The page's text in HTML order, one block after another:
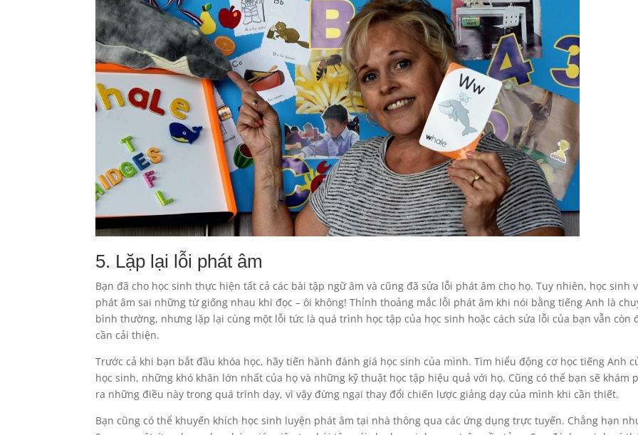
5. Lặp lại lỗi phát âm
Bạn đã cho học sinh thực hiện tất cả các bài tập ngữ âm và cũng đã sửa lỗi phát âm cho họ. Tuy nhiên, học sinh
phát âm sai những từ giống nhau khi đọc – ôi không! Thỉnh thoảng mắc lỗi phát âm khi nói bằng tiếng Anh là
bình thường, nhưng lặp lại cùng một lỗi tức là quá trình học tập của học sinh hoặc cách sửa lỗi của bạn vẫn còn
cần cải thiện.
Trước cả khi bạn bắt đầu khóa học, hãy tiến hành đánh giá học sinh của mình. Tìm hiểu động cơ học tiếng Anh
học sinh, những khó khăn lớn nhất của họ và những kỹ thuật học tập hiệu quả với họ. Cũng có thể bạn sẽ khám
ra những điều này trong quá trình dạy, vì vậy đừng ngại thay đổi chiến lược giảng dạy của mình khi cần thiết.
Bạn cũng có thể khuyến khích học sinh luyện phát âm tại nhà thông qua các ứng dụng trực tuyến. Chẳng hạn